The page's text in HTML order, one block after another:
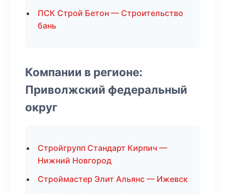
ПСК Строй Бетон — Строительство
бань
Компании в регионе:
Приволжский федеральный
округ
Стройгрупп Стандарт Кирпич —
Нижний Новгород
Строймастер Элит Альянс — Ижевск